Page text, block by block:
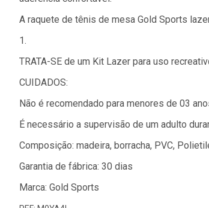
A raquete de tênis de mesa Gold Sports
1.
TRATA-SE de um Kit Lazer para uso
CUIDADOS:
Não é recomendado para menores de 03
É necessário a supervisão de um adulto
Composição: madeira, borracha, PVC,
Garantia de fábrica: 30 dias
Marca: Gold Sports